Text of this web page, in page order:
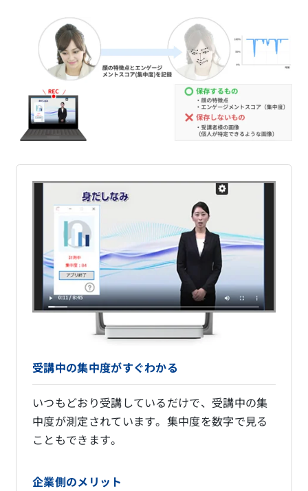
受講中の集中度がすぐわかる
いつもどおり受講しているだけで、受講中の集
中度が測定されています。集中度を数字で見る
こともできます。
企業側のメリット